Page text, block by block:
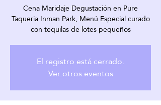
Cena Maridaje Degustación en Pure
Taqueria Inman Park, Menú Especial curado
con tequilas de lotes pequeños
El registro está cerrado.
Ver otros eventos